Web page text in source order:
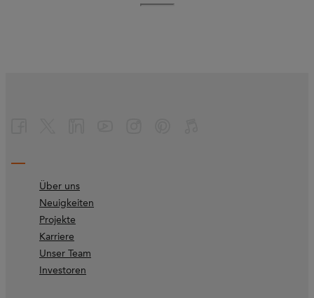
Über uns
Neuigkeiten
Projekte
Karriere
Unser Team
Investoren